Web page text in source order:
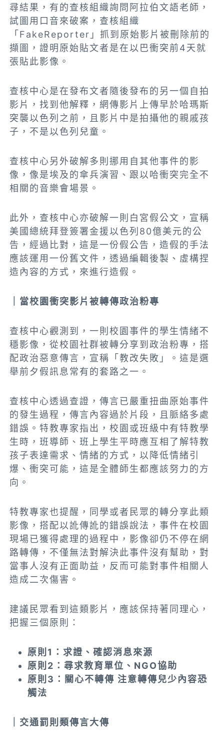
尋結果，有的查核組織詢問阿拉伯文語老師，
試圖用口音來破案，查核組織
「FakeReporter」抓到原始影片被刪除前的
擷圖，證明原始貼文者是在以巴衝突前4天就
張貼此影像。
查核中心是在發布文者隨後發布的另一個自拍
影片，找到他解釋，網傳影片上傳早於哈瑪斯
突襲以色列之前，且影片中是拍攝他的親戚孩
子，不是以色列兒童。
查核中心另外破解多則挪用自其他事件的影
像，像是埃及的傘兵演習、跟以哈衝突完全不
相關的音樂會場景。
此外，查核中心亦破解一則白宮假公文，宣稱
美國總統拜登簽署金援以色列80億美元的公
告，經過比對，這是一份假公告，造假的手法
應該運用一份舊文件，透過編輯後製、虛構捏
造內容的方式，來進行造假。
｜當校園衝突影片被轉傳政治粉專
查核中心觀測到，一則校園事件的學生情緒不
穩影像，從校園社群被轉分享到政治粉專，搭
配政治惡意傳言，宣稱「教改失敗」。這是選
舉前夕假訊息常有的套路之一。
查核中心透過查證，傳言已嚴重扭曲原始事件
的發生過程，傳言內容過於片段，且脈絡多處
錯誤。特教專家指出，校園或班級中有特教學
生時，班導師、班上學生平時應互相了解特教
孩子表達需求、情緒的方式，以降低情緒引
爆、衝突可能，這是全體師生都應該努力的方
向。
特教專家也提醒，同學或者民眾的轉分享此類
影像，搭配以訛傳訛的錯誤說法，事件在校園
現場已獲得處理的過程中，影像卻仍不停在網
路轉傳，不僅無法對解決此事件沒有幫助，對
當事人沒有正面助益，反而可能對事件相關人
造成二次傷害。
建議民眾看到這類影片，應該保持著同理心，
把握三個原則：
原則1：求證、確認消息來源
原則2：尋求教育單位、NGO協助
原則3：關心不轉傳 注意轉傳兒少內容恐
觸法
｜交通罰則類傳言大傳